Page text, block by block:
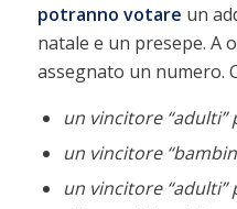
potranno votare un
natale e un presepe. A
assegnato un numero.
un vincitore “adulti”
un vincitore
un vincitore “adulti”